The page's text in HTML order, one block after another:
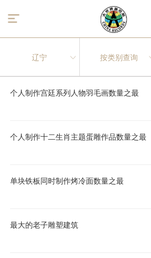
个人制作宫廷系列人物羽毛画数量之最
个人制作十二生肖主题蛋雕作品数量之最
单块铁板同时制作烤冷面数量之最
最大的老子雕塑建筑